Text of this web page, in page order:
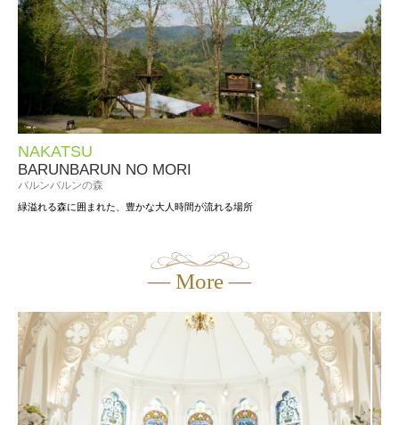
NAKATSU
BARUNBARUN NO MORI
バルンバルンの森
緑溢れる森に囲まれた、豊かな大人時間が流れる場所
― More ―